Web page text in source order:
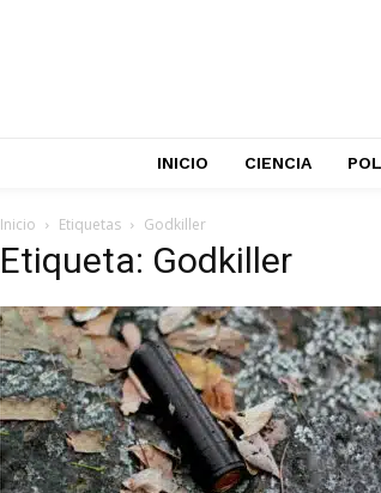
INICIO CIENCIA
Inicio Etiquetas Godkiller
Etiqueta: Godkiller